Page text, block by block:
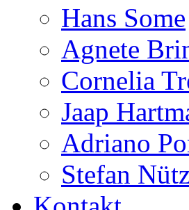
Hans Some
Agnete
Cornelia
Jaap
Adriano
Stefan